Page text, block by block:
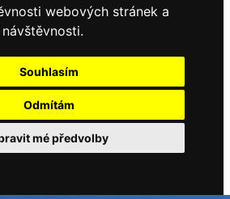
webových stránek a
Souhlasím
Odmítám
mé předvolby